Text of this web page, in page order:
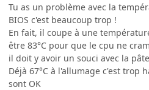
Tu as un problème avec la
BIOS c'est beaucoup trop !
En fait, il coupe à une
être 83°C pour que le cpu ne
il doit y avoir un souci avec la
Déjà 67°C à l'allumage c'est trop
sont OK